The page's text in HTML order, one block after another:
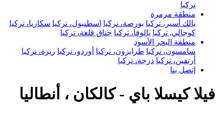
تركيا
منطقة مرمرة
بالك أسير، تركيا بورصة، تركيا اسطنبول، تركيا سكاريا، تركيا
كوجالي, تركيا يالوفا، تركيا جناق قلعة، تركيا
منطقة البحر الأسود
سامسون، تركيا طرابزون، تركيا أوردو، تركيا ريزة، تركيا
أرتفين، تركيا دزجة، تركيا
إتصل بنا
فيلا كيسلا باي - كالكان ، أنطاليا